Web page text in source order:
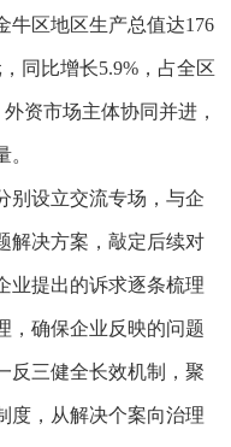
牛区地区生产总值达176
同比增长5.9%，占全区
资市场主体协同并进，
设立交流专场，与企
解决方案，敲定后续对
业提出的诉求逐条梳理
，确保企业反映的问题
反三健全长效机制，聚
度，从解决个案向治理